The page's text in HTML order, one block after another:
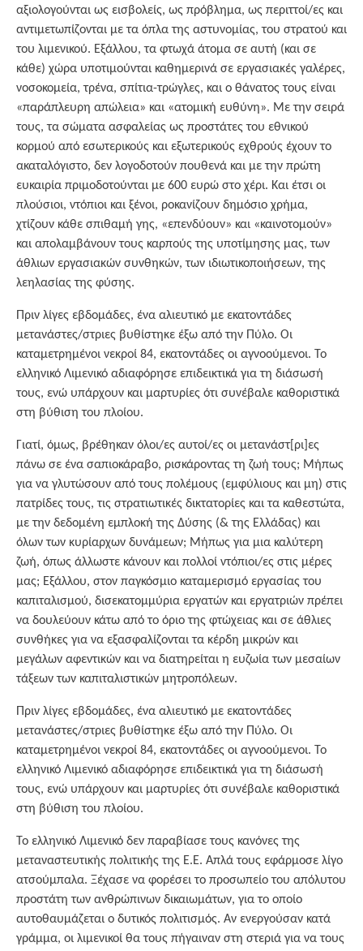
αξιολογούνται ως εισβολείς, ως πρόβλημα, ως περιττοί/ες και
αντιμετωπίζονται με τα όπλα της αστυνομίας, του στρατού και
του λιμενικού. Εξάλλου, τα φτωχά άτομα σε αυτή (και σε
κάθε) χώρα υποτιμούνται καθημερινά σε εργασιακές γαλέρες,
νοσοκομεία, τρένα, σπίτια-τρώγλες, και ο θάνατος τους είναι
«παράπλευρη απώλεια» και «ατομική ευθύνη». Με την σειρά
τους, τα σώματα ασφαλείας ως προστάτες του εθνικού
κορμού από εσωτερικούς και εξωτερικούς εχθρούς έχουν το
ακαταλόγιστο, δεν λογοδοτούν πουθενά και με την πρώτη
ευκαιρία πριμοδοτούνται με 600 ευρώ στο χέρι. Και έτσι οι
πλούσιοι, ντόπιοι και ξένοι, ροκανίζουν δημόσιο χρήμα,
χτίζουν κάθε σπιθαμή γης, «επενδύουν» και «καινοτομούν»
και απολαμβάνουν τους καρπούς της υποτίμησης μας, των
άθλιων εργασιακών συνθηκών, των ιδιωτικοποιήσεων, της
λεηλασίας της φύσης.
Πριν λίγες εβδομάδες, ένα αλιευτικό με εκατοντάδες
μετανάστες/στριες βυθίστηκε έξω από την Πύλο. Οι
καταμετρημένοι νεκροί 84, εκατοντάδες οι αγνοούμενοι. Το
ελληνικό Λιμενικό αδιαφόρησε επιδεικτικά για τη διάσωσή
τους, ενώ υπάρχουν και μαρτυρίες ότι συνέβαλε καθοριστικά
στη βύθιση του πλοίου.
Γιατί, όμως, βρέθηκαν όλοι/ες αυτοί/ες οι μετανάστ[ρι]ες
πάνω σε ένα σαπιοκάραβο, ρισκάροντας τη ζωή τους; Μήπως
για να γλυτώσουν από τους πολέμους (εμφύλιους και μη) στις
πατρίδες τους, τις στρατιωτικές δικτατορίες και τα καθεστώτα,
με την δεδομένη εμπλοκή της Δύσης (& της Ελλάδας) και
όλων των κυρίαρχων δυνάμεων; Μήπως για μια καλύτερη
ζωή, όπως άλλωστε κάνουν και πολλοί ντόπιοι/ες στις μέρες
μας; Εξάλλου, στον παγκόσμιο καταμερισμό εργασίας του
καπιταλισμού, δισεκατομμύρια εργατών και εργατριών πρέπει
να δουλεύουν κάτω από το όριο της φτώχειας και σε άθλιες
συνθήκες για να εξασφαλίζονται τα κέρδη μικρών και
μεγάλων αφεντικών και να διατηρείται η ευζωία των μεσαίων
τάξεων των καπιταλιστικών μητροπόλεων.
Πριν λίγες εβδομάδες, ένα αλιευτικό με εκατοντάδες
μετανάστες/στριες βυθίστηκε έξω από την Πύλο. Οι
καταμετρημένοι νεκροί 84, εκατοντάδες οι αγνοούμενοι. Το
ελληνικό Λιμενικό αδιαφόρησε επιδεικτικά για τη διάσωσή
τους, ενώ υπάρχουν και μαρτυρίες ότι συνέβαλε καθοριστικά
στη βύθιση του πλοίου.
Το ελληνικό Λιμενικό δεν παραβίασε τους κανόνες της
μεταναστευτικής πολιτικής της Ε.Ε. Απλά τους εφάρμοσε λίγο
ατσούμπαλα. Ξέχασε να φορέσει το προσωπείο του απόλυτου
προστάτη των ανθρώπινων δικαιωμάτων, για το οποίο
αυτοθαυμάζεται ο δυτικός πολιτισμός. Αν ενεργούσαν κατά
γράμμα, οι λιμενικοί θα τους πήγαιναν στη στεριά για να τους